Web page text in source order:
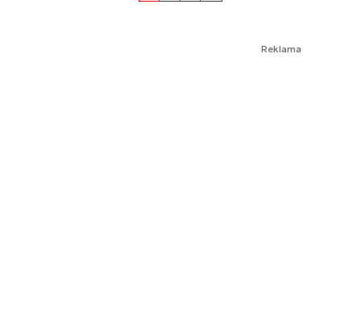
Reklama